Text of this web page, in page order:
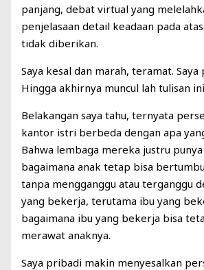
panjang, debat virtual yang
penjelasaan detail keadaan pada
tidak diberikan.
Saya kesal dan marah, teramat. Saya
Hingga akhirnya muncul lah tulisan
Belakangan saya tahu, ternyata
kantor istri berbeda dengan apa
Bahwa lembaga mereka justru
bagaimana anak tetap bisa
tanpa mengganggu atau terganggu
yang bekerja, terutama ibu yang
bagaimana ibu yang bekerja bisa
merawat anaknya.
Saya pribadi makin menyesalkan